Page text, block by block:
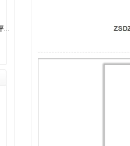
爆炸性能测试及抑爆性能评定装置